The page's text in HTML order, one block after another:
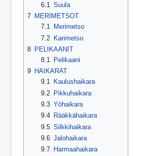
6.1
Suula
7 MERIMETSOT
7.1
Merimetso
7.2 Karimetso
8 PELIKAANIT
8.1
Pelikaani
9 HAIKARAT
9.1
Kaulushaikara
9.2 Pikkuhaikara
9.3 Yöhaikara
9.4
Rääkkähaikara
9.5 Silkkihaikara
9.6 Jalohaikara
9.7
Harmaahaikara